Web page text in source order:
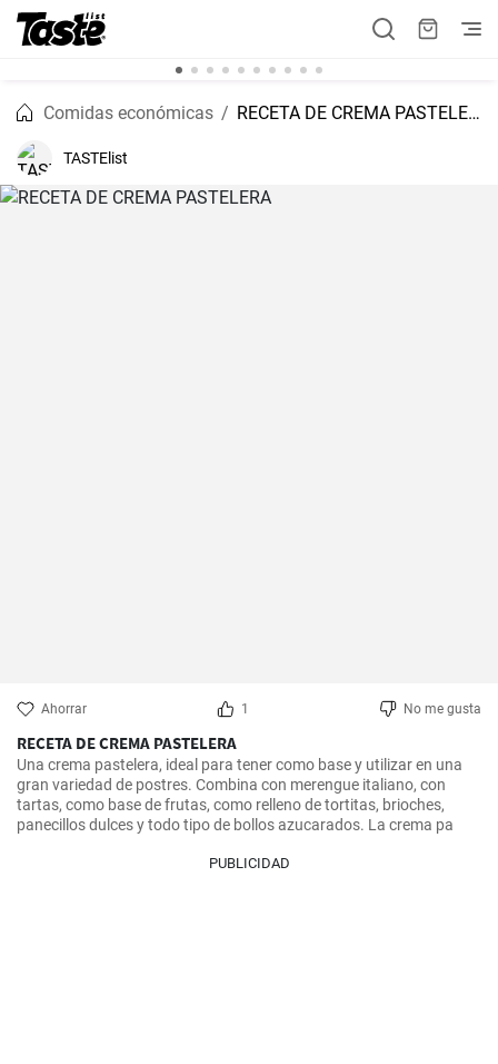
Comidas económicas RECETA DE CREMA PASTELERA
TASTElist
Ahorrar 1 No me gusta
RECETA DE CREMA PASTELERA
Una crema pastelera, ideal para tener como base y utilizar en una
gran variedad de postres. Combina con merengue italiano, con
tartas, como base de frutas, como relleno de tortitas, brioches,
panecillos dulces y todo tipo de bollos azucarados. La crema pa
PUBLICIDAD